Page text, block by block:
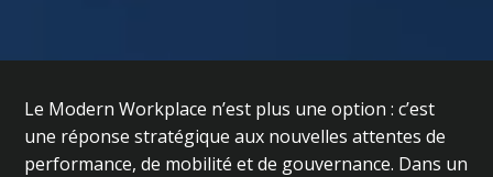
Le Modern Workplace n’est plus une option : c’est
une réponse stratégique aux nouvelles attentes de
performance, de mobilité et de gouvernance. Dans un